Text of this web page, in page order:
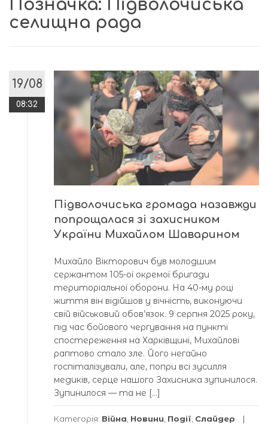
Позначка: Підволочиська
селищна рада
19/08
08:32
Підволочиська громада назавжди
попрощалася зі захисником
України Михайлом Шаварином
Михайло Вікторович був молодшим
сержантом 105-ої окремої бригади
територіальної оборони. На 40-му році
життя він відійшов у вічність, виконуючи
свій військовий обов’язок. 9 серпня 2025 року,
під час бойового чергування на пункті
спостереження на Харківщині, Михайлові
раптово стало зле. Його негайно
госпіталізували, але, попри всі зусилля
медиків, серце нашого Захисника зупинилося.
Зупинилося — та не […]
Категорія: Війна Новини Події Слайдер